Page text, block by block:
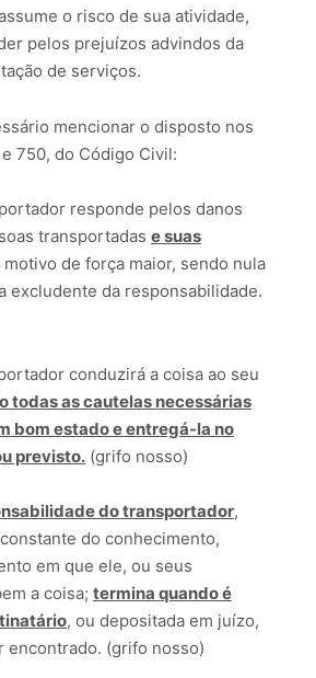
o risco de sua atividade,
pelos prejuízos advindos da
de serviços.
mencionar o disposto nos
750, do Código Civil:
responde pelos danos
transportadas e suas
motivo de força maior, sendo nula
excludente da responsabilidade.
conduzirá a coisa ao seu
todas as cautelas necessárias
bom estado e entregá-la no
previsto. (grifo nosso)
do transportador,
do conhecimento,
em que ele, ou seus
a coisa; termina quando é
, ou depositada em juízo,
encontrado. (grifo nosso)